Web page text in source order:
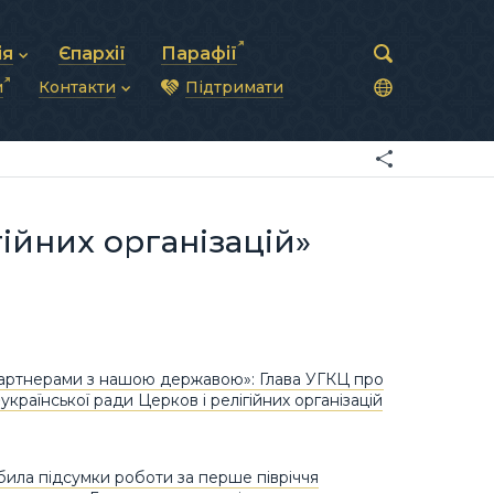
рада
та комунікації
Єпархії Парафії
Контакти
Синоди Єпископів
Єпархії та екзархати
Підтримати
організацій»
з нашою державою»: Глава УГКЦ про
ради Церков і релігійних організацій
підсумки роботи за перше півріччя